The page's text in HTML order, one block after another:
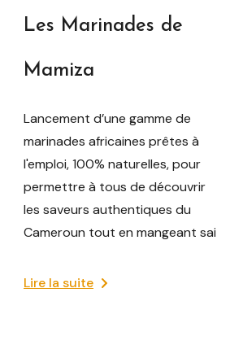
Les Marinades de
Mamiza
Lancement d’une gamme de
marinades africaines prêtes à
l'emploi, 100% naturelles, pour
permettre à tous de découvrir
les saveurs authentiques du
Cameroun tout en mangeant sai
Lire la suite